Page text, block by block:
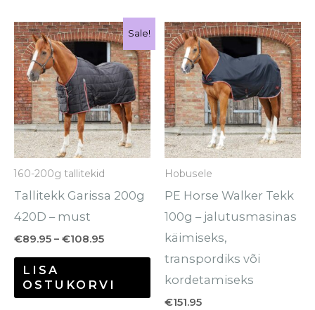
Sale!
160-200g tallitekid
Tallitekk Garissa 200g
420D – must
€89.95 – €108.95
Hinnavahemik:
€89.95
kuni
€108.95
LISA
OSTUKORVI
Sellel
tootel
on
mitu
varianti.
Valikuid
saab
teha
tootelehel.
Hobusele
PE Horse Walker Tekk
100g – jalutusmasinas
käimiseks,
transpordiks või
kordetamiseks
€151.95